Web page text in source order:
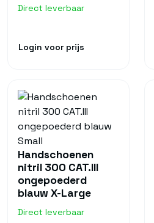
Direct leverbaar
Login voor prijs
Handschoenen
nitril 300 CAT.III
ongepoederd
blauw X-Large
Direct leverbaar